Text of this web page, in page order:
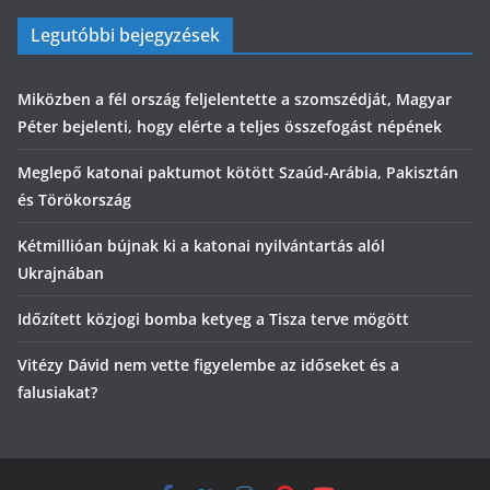
Legutóbbi bejegyzések
Miközben a fél ország feljelentette a szomszédját, Magyar
Péter bejelenti, hogy elérte a teljes összefogást népének
Meglepő katonai paktumot kötött Szaúd-Arábia, Pakisztán
és Törökország
Kétmillióan bújnak ki a katonai nyilvántartás alól
Ukrajnában
Időzített közjogi bomba ketyeg a Tisza terve mögött
Vitézy Dávid nem vette figyelembe az időseket és a
falusiakat?